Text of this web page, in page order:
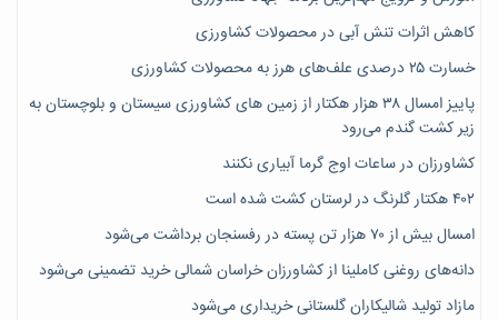
کاهش اثرات تنش آبی در محصولات کشاورزی
خسارت ۲۵ درصدی علف‌های هرز به محصولات کشاورزی
پاییز امسال ۳۸ هزار هکتار از زمین های کشاورزی سیستان و بلوچستان به
زیر کشت گندم می‌رود
کشاورزان در ساعات اوج گرما آبیاری نکنند
۴۰۲ هکتار گلرنگ در لرستان کشت شده است
امسال بیش از ۷۰ هزار تن پسته در رفسنجان برداشت می‌شود
دانه‌های روغنی کاملینا از کشاورزان خراسان شمالی خرید تضمینی می‌شود
مازاد تولید شالیکاران گلستانی خریداری می‌شود